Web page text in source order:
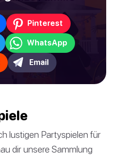
Pinterest
WhatsApp
Email
lustigen Partyspielen für
dir unsere Sammlung